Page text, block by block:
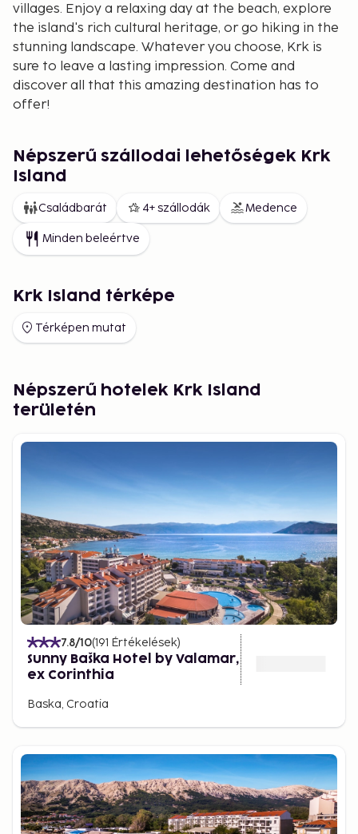
villages. Enjoy a relaxing day at the beach, explore
the island's rich cultural heritage, or go hiking in the
stunning landscape. Whatever you choose, Krk is
sure to leave a lasting impression. Come and
discover all that this amazing destination has to
offer!
Népszerű szállodai lehetőségek Krk
Island
Családbarát 4+ szállodák Medence
Minden beleértve
Krk Island térképe
Térképen mutat
Népszerű hotelek Krk Island
területén
7.8/10(191 Értékelések)
Sunny Baška Hotel by Valamar,
ex Corinthia
Baska, Croatia